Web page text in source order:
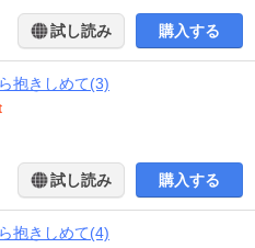
試し読み 購入する
抱きしめて(3)
試し読み 購入する
抱きしめて(4)